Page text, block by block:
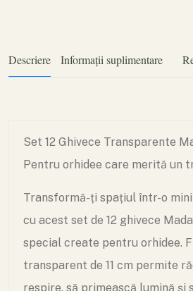
Descriere Informații suplimentare
Set 12 Ghivece Transparente
Pentru orhidee care merită un
Transformă-ți spațiul într-o
cu acest set de 12 ghivece
special create pentru orhidee.
transparent de 11 cm permite
respire, să primească lumină și